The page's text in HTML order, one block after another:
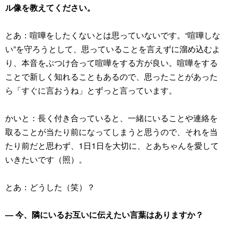
ル像を教えてください。
とあ：喧嘩をしたくないとは思っていないです。“喧嘩しな
い”を守ろうとして、思っていることを言えずに溜め込むよ
り、本音をぶつけ合って喧嘩をする方が良い。喧嘩をする
ことで新しく知れることもあるので、思ったことがあった
ら「すぐに言おうね」とずっと言っています。
かいと：長く付き合っていると、一緒にいることや連絡を
取ることが当たり前になってしまうと思うので、それを当
たり前だと思わず、1日1日を大切に、とあちゃんを愛して
いきたいです（照）。
とあ：どうした（笑）？
― 今、隣にいるお互いに伝えたい言葉はありますか？